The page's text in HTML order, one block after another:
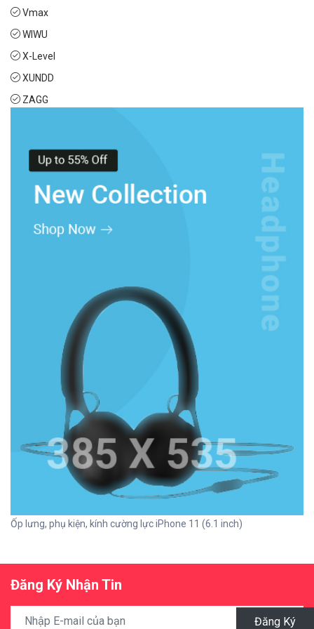
Vmax
WIWU
X-Level
XUNDD
ZAGG
Ốp lưng, phụ kiện, kính cường lực iPhone 11 (6.1 inch)
Đăng Ký Nhận Tin
Đăng Ký